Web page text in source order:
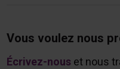
Vous voulez nous
Écrivez-nouset nous